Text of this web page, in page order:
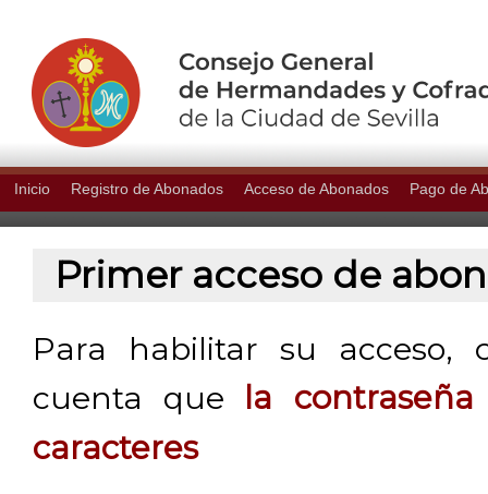
Inicio Registro de Abonados Acceso de Abonados Pago de
Primer acceso de
Para habilitar su acceso,
cuenta que
la
caracteres